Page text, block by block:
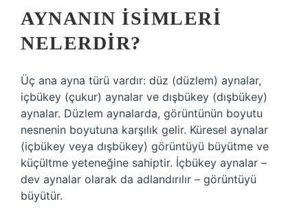
AYNANIN ISIMLERI
NELERDIR?
Üç ana ayna türü vardır: düz (düzlem) aynalar,
içbükey (çukur) aynalar ve dışbükey (dışbükey)
aynalar. Düzlem aynalarda, görüntünün boyutu
nesnenin boyutuna karşılık gelir. Küresel aynalar
(içbükey veya dışbükey) görüntüyü büyütme ve
küçültme yeteneğine sahiptir. İçbükey aynalar –
dev aynalar olarak da adlandırılır – görüntüyü
büyütür.